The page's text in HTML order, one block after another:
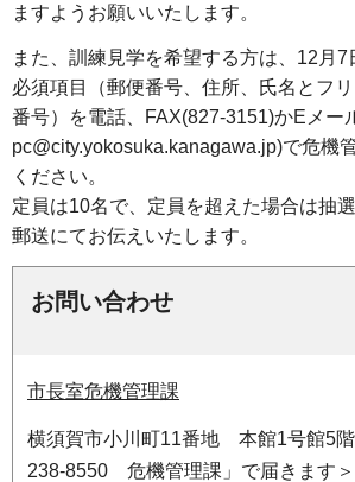
ますようお願いいたします。
また、訓練見学を希望する方は、12月7
必須項目（郵便番号、住所、氏名とフ
番号）を電話、FAX(827-3151)かEメー
pc@city.yokosuka.kanagawa.jp)で危機
ください。
定員は10名で、定員を超えた場合は抽
郵送にてお伝えいたします。
お問い合わせ
市長室危機管理課
横須賀市小川町11番地 本館1号館5階
238-8550 危機管理課」で届きます＞